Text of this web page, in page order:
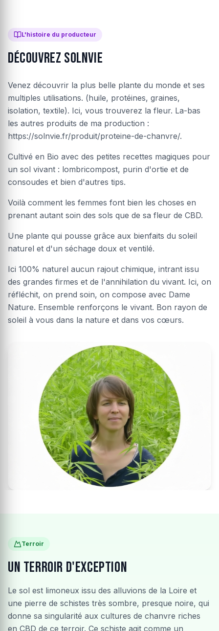
L'histoire du producteur
Découvrez Solnvie
Venez découvrir la plus belle plante du monde et ses
multiples utilisations. (huile, protéines, graines,
isolation, textile). Ici, vous trouverez la fleur. La-bas
les autres produits de ma production :
https://solnvie.fr/produit/proteine-de-chanvre/.
Cultivé en Bio avec des petites recettes magiques pour
un sol vivant : lombricompost, purin d'ortie et de
consoudes et bien d'autres tips.
Voilà comment les femmes font bien les choses en
prenant autant soin des sols que de sa fleur de CBD.
Une plante qui pousse grâce aux bienfaits du soleil
naturel et d'un séchage doux et ventilé.
Ici 100% naturel aucun rajout chimique, intrant issu
des grandes firmes et de l'annihilation du vivant. Ici, on
réfléchit, on prend soin, on compose avec Dame
Nature. Ensemble renforçons le vivant. Bon rayon de
soleil à vous dans la nature et dans vos cœurs.
Terroir
Un terroir d'exception
Le sol est limoneux issu des alluvions de la Loire et
une pierre de schistes très sombre, presque noire, qui
donne sa singularité aux cultures de chanvre riches
en CBD de ce terroir. Ce schiste agit comme un